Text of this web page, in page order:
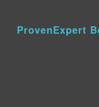
ProvenExpert